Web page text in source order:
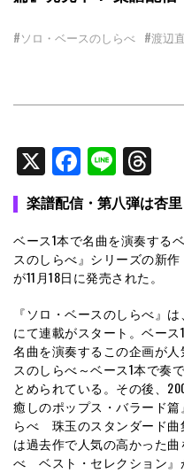
#ソロ・ベースのしらべ #渡辺
X Facebook
Line
楽譜配信・ 第八弾は杏
ベース1本で名曲を演奏する
スのしらべ』シリーズの新
が11月18日に発売された。
『ソロ・ベースのしらべ』
にて連載がスタート。ベー
名曲を演奏するこの企画が
スのしらべ～ベース1本で奏
とめられている。その後、
癒しのポップス・バラード
らべ 珠玉のスタンダード曲
は過去作で人気の高かった
べ ベスト・セレクション』